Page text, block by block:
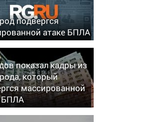
подвергся
атаке БПЛА
показал кадры из
который
массированной
БПЛА